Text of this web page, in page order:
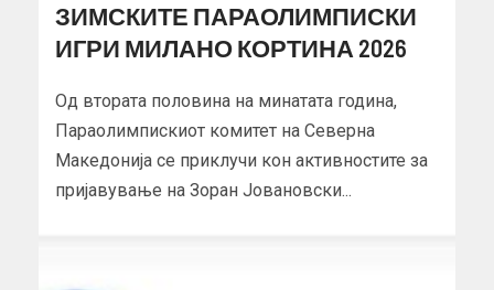
ЗИМСКИТЕ ПАРАОЛИМПИСКИ
ИГРИ МИЛАНО КОРТИНА 2026
Од втората половина на минатата година,
Параолимпискиот комитет на Северна
Македонија се приклучи кон активностите за
пријавување на Зоран Јовановски...